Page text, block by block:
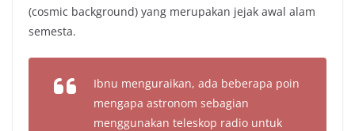
(cosmic background) yang merupakan jejak awal alam
semesta.
Ibnu menguraikan, ada beberapa poin
mengapa astronom sebagian
menggunakan teleskop radio untuk